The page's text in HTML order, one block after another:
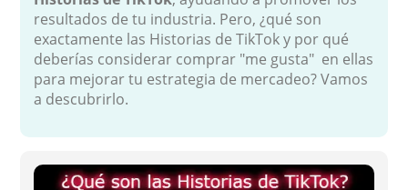
resultados de tu industria. Pero, ¿qué son
exactamente las Historias de TikTok y por qué
deberías considerar comprar "me gusta" en ellas
para mejorar tu estrategia de mercadeo? Vamos
a descubrirlo.